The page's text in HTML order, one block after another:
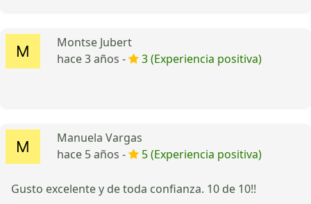
Montse Jubert
hace 3 años -
3 (Experiencia positiva)
Manuela Vargas
hace 5 años -
5 (Experiencia positiva)
Gusto excelente y de toda confianza. 10 de 10!!